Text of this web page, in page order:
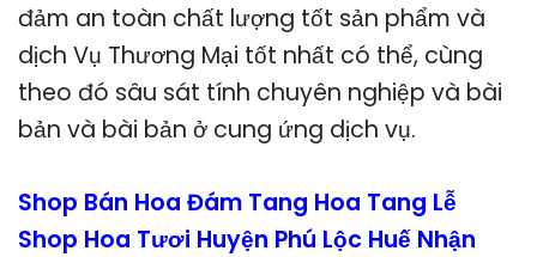
đảm an toàn chất lượng tốt sản phẩm và
dịch Vụ Thương Mại tốt nhất có thể, cùng
theo đó sâu sát tính chuyên nghiệp và bài
bản và bài bản ở cung ứng dịch vụ.
Shop Bán Hoa Đám Tang Hoa Tang Lễ
Shop Hoa Tươi Huyện Phú Lộc Huế Nhận